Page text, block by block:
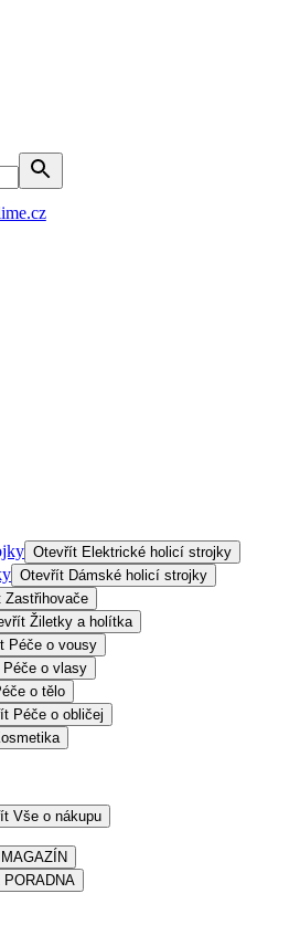
Otevřít Elektrické holicí strojky
Otevřít Dámské holicí strojky
Zastřihovače
Žiletky a holítka
Péče o vousy
Péče o vlasy
o tělo
Péče o obličej
Vše o nákupu
MAGAZÍN
PORADNA